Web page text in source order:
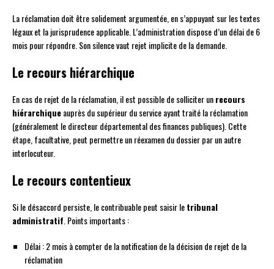
La réclamation doit être solidement argumentée, en s’appuyant sur les textes
légaux et la jurisprudence applicable. L’administration dispose d’un délai de 6
mois pour répondre. Son silence vaut rejet implicite de la demande.
Le recours hiérarchique
En cas de rejet de la réclamation, il est possible de solliciter unrecours
hiérarchiqueauprès du supérieur du service ayant traité la réclamation
(généralement le directeur départemental des finances publiques). Cette
étape, facultative, peut permettre un réexamen du dossier par un autre
interlocuteur.
Le recours contentieux
Si le désaccord persiste, le contribuable peut saisir letribunal
administratif. Points importants :
Délai : 2 mois à compter de la notification de la décision de rejet de la
réclamation